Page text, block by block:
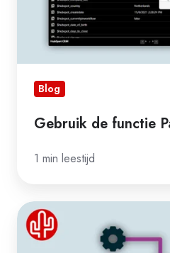
Blog
Gebruik de functie
1 min leestijd
Maatwerk
met